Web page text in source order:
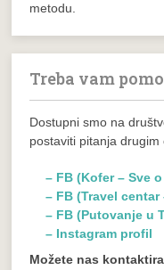
metodu.
Treba vam
Dostupni smo na
postaviti pitanja drugim
– FB (Kofer – Sve
– FB (Travel centar
– FB (Putovanje u
– Instagram profil
Možete nas